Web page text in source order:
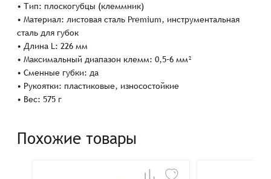
• Тип: плоскогубцы (клеммник)
• Материал: листовая сталь Premium, инструментальная
сталь для губок
• Длина L: 226 мм
• Максимальный диапазон клемм: 0,5–6 мм²
• Сменные губки: да
• Рукоятки: пластиковые, износостойкие
• Вес: 575 г
Похожие товары